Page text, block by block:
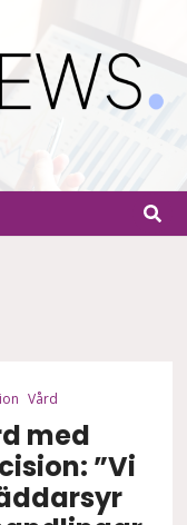
Vård
med
”Vi